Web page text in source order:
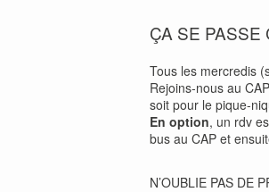
ÇA SE PASSE
Tous les mercredis
Rejoins-nous au
soit pour le pique-
En option, un rdv
bus au CAP et
N’OUBLIE PAS DE